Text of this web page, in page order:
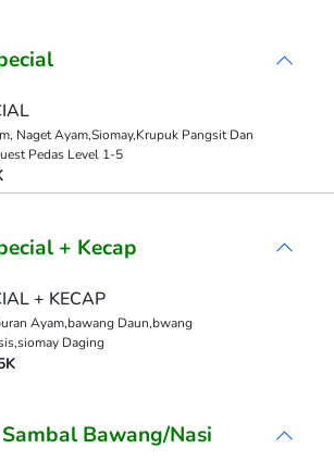
Naget Ayam,Siomay,Krupuk Pangsit Dan
Pedas Level 1-5
+ Kecap
+ KECAP
Ayam,bawang Daun,bwang
Daging
Bawang/Nasi